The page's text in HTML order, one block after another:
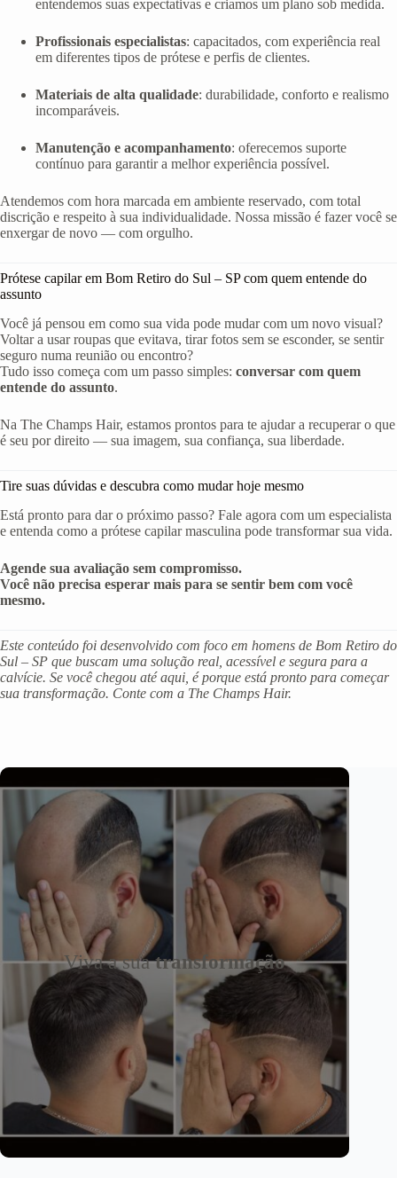
entendemos suas expectativas e criamos um plano sob medida.
Profissionais especialistas: capacitados, com experiência real
em diferentes tipos de prótese e perfis de clientes.
Materiais de alta qualidade: durabilidade, conforto e realismo
incomparáveis.
Manutenção e acompanhamento: oferecemos suporte
contínuo para garantir a melhor experiência possível.
Atendemos com hora marcada em ambiente reservado, com total
discrição e respeito à sua individualidade. Nossa missão é fazer você se
enxergar de novo — com orgulho.
Prótese capilar em Bom Retiro do Sul – SP com quem entende do
assunto
Você já pensou em como sua vida pode mudar com um novo visual?
Voltar a usar roupas que evitava, tirar fotos sem se esconder, se sentir
seguro numa reunião ou encontro?
Tudo isso começa com um passo simples: conversar com quem
entende do assunto.
Na The Champs Hair, estamos prontos para te ajudar a recuperar o que
é seu por direito — sua imagem, sua confiança, sua liberdade.
Tire suas dúvidas e descubra como mudar hoje mesmo
Está pronto para dar o próximo passo? Fale agora com um especialista
e entenda como a prótese capilar masculina pode transformar sua vida.
Agende sua avaliação sem compromisso.
Você não precisa esperar mais para se sentir bem com você
mesmo.
Este conteúdo foi desenvolvido com foco em homens de Bom Retiro do
Sul – SP que buscam uma solução real, acessível e segura para a
calvície. Se você chegou até aqui, é porque está pronto para começar
sua transformação. Conte com a The Champs Hair.
Viva a suatransformação